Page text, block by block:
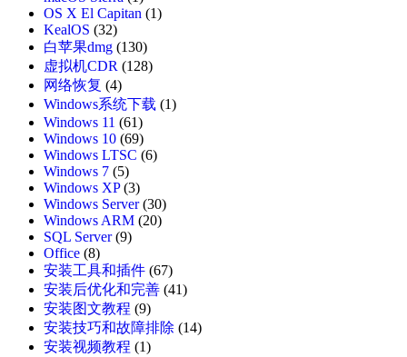
OS X El Capitan (1)
KealOS (32)
白苹果dmg (130)
虚拟机CDR (128)
网络恢复 (4)
Windows系统下载 (1)
Windows 11 (61)
Windows 10 (69)
Windows LTSC (6)
Windows 7 (5)
Windows XP(3)
Windows Server(30)
Windows ARM (20)
SQL Server(9)
Office (8)
安装工具和插件 (67)
安装后优化和完善 (41)
安装图文教程 (9)
安装技巧和故障排除 (14)
安装视频教程 (1)